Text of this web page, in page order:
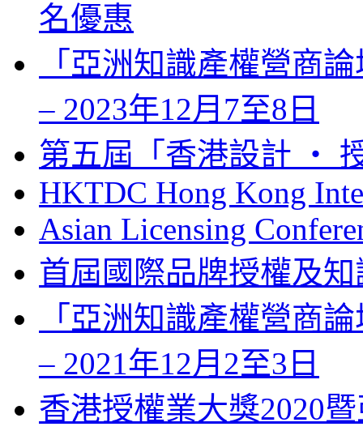
名優惠
「亞洲知識產權營商
– 2023年12月7至8日
第五屆「香港設計 ‧
HKTDC Hong Kong
Asian Licensing
首屆國際品牌授權及
「亞洲知識產權營商
– 2021年12月2至3日
香港授權業大獎2020